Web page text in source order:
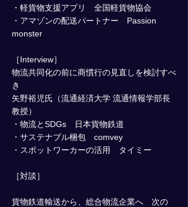
・軽貨物支援アプリ 全国軽貨物協会
・アマゾンの配送パートナー Passion
monster
［Interview］
物流共同化の前に商慣行の見直しを検討すべ
き
矢野裕児氏（流通経済大学 流通情報学部長
教授）
・物流とSDGs 日本貨物鉄道
・サステナブル梱包 comvey
・スポットワーカーの活用 タイミー
［対談］
貨物鉄道輸送から、総合物流企業へ 次の